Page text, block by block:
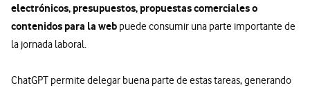
electrónicos, presupuestos, propuestas comerciales o
contenidos para la web puede consumir una parte importante de
la jornada laboral.
ChatGPT permite delegar buena parte de estas tareas, generando